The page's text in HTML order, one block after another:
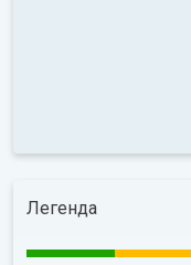
Легенда